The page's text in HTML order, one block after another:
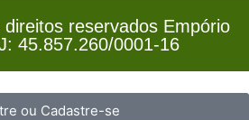
reservados Empório
45.857.260/0001-16
ou Cadastre-se